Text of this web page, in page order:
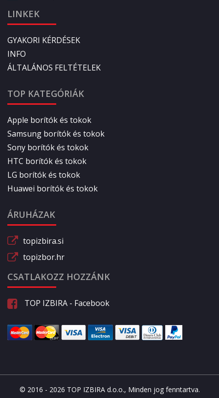
LINKEK
GYAKORI KÉRDÉSEK
INFO
ÁLTALÁNOS FELTÉTELEK
TOP KATEGÓRIÁK
Apple borítók és tokok
Samsung borítók és tokok
Sony borítók és tokok
HTC borítók és tokok
LG borítók és tokok
Huawei borítók és tokok
ÁRUHÁZAK
topizbira.si
topizbor.hr
CSATLAKOZZ HOZZÁNK
TOP IZBIRA - Facebook
© 2016 - 2026 TOP IZBIRA d.o.o., Minden jog fenntartva.